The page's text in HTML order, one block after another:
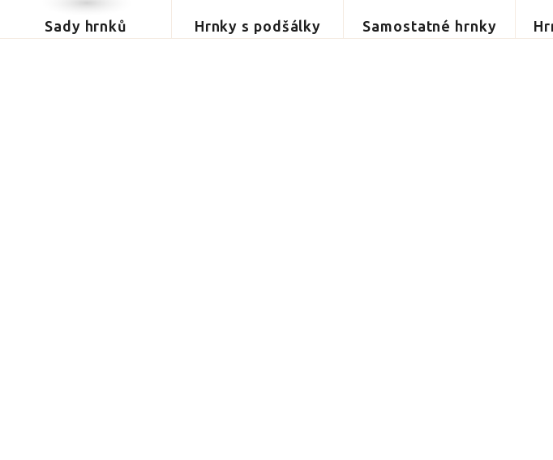
Sady hrnků Hrnky s podšálky Samostatné hrnky